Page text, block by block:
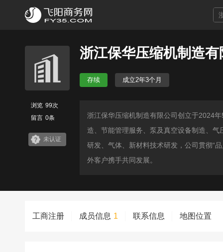
浙江保华压缩机制造有
存续 成立2年3个月
浏览 99次
留言 0条
未认证
浙江保华压缩机制造有限公司创立于2024
造、节能管理服务、泵及真空设备制造、
研发、气体、新材料技术研发，公司贯彻“
外客户携手共同发展。
工商注册 成员信息 1 联系信息 地图位置